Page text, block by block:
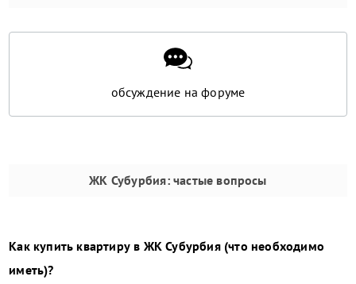
обсуждение на форуме
ЖК Субурбия: частые вопросы
Как купить квартиру в ЖК Субурбия(что необходимо
иметь)?